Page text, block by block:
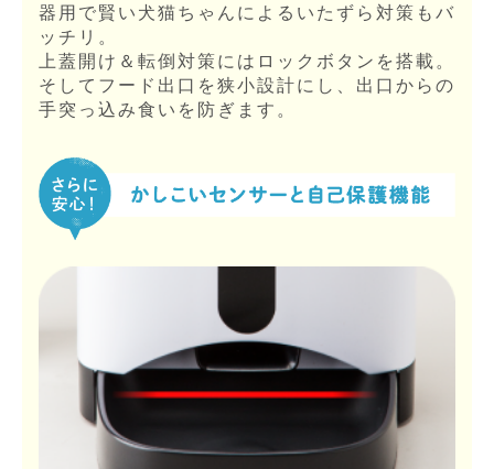
器用で賢い犬猫ちゃんによるいたずら対策もバ
ッチリ。
上蓋開け＆転倒対策にはロックボタンを搭載。
そしてフード出口を狭小設計にし、出口からの
手突っ込み食いを防ぎます。